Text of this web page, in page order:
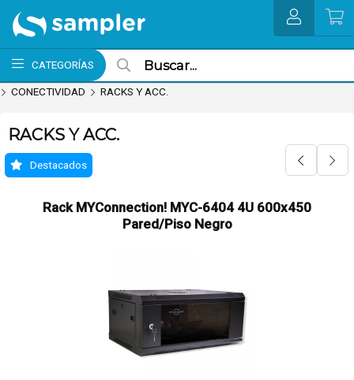
CATEGORÍAS
MI COMPRA
CONECTIVIDAD RACKS Y ACC.
RACKS Y ACC.
Destacados
Rack MYConnection! MYC-6404 4U 600x450
Pared/Piso Negro